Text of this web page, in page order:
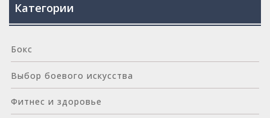
Категории
Бокс
Выбор боевого искусства
Фитнес и здоровье